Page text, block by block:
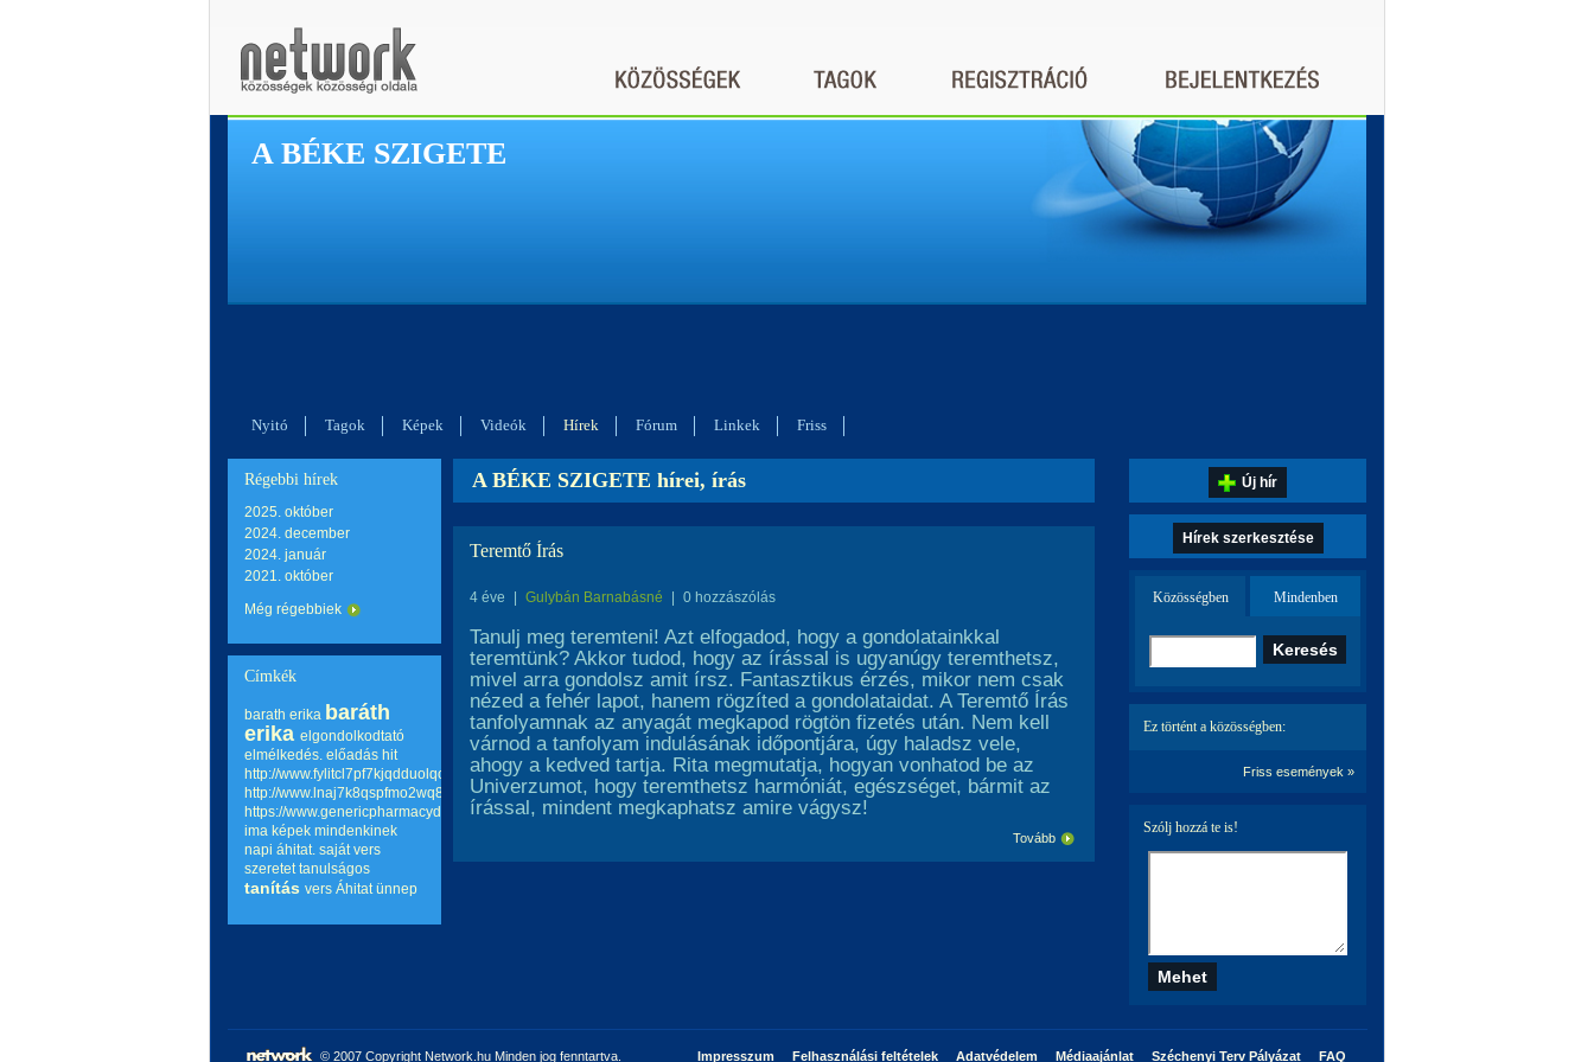
A BÉKE SZIGETE
Nyitó Tagok Képek Videók Hírek Fórum Linkek Friss
Régebbi hírek
2025. október
2024. december
2024. január
2021. október
Még régebbiek
Címkék
barath erika baráth
erika elgondolkodtató
elmélkedés. előadás hit
http://www.fylitcl7pf7kjqdduolqouaxtxbj5ing.com
http://www.lnaj7k8qspfmo2wq8go.com
https://www.genericpharmacydrug.com
ima képek mindenkinek
napi áhitat. saját vers
szeretet tanulságos
tanítás vers Áhitat ünnep
A BÉKE SZIGETE hírei, írás
Teremtő Írás
4 éve Gulybán Barnabásné 0 hozzászólás
Tanulj meg teremteni! Azt elfogadod, hogy a gondolatainkkal
teremtünk? Akkor tudod, hogy az írással is ugyanúgy teremthetsz,
mivel arra gondolsz amit írsz. Fantasztikus érzés, mikor nem csak
nézed a fehér lapot, hanem rögzíted a gondolataidat. A Teremtő Írás
tanfolyamnak az anyagát megkapod rögtön fizetés után. Nem kell
várnod a tanfolyam indulásának időpontjára, úgy haladsz vele,
ahogy a kedved tartja. Rita megmutatja, hogyan vonhatod be az
Univerzumot, hogy teremthetsz harmóniát, egészséget, bármit az
írással, mindent megkaphatsz amire vágysz!
Tovább
Új hír
Hírek szerkesztése
Közösségben Mindenben
Ez történt a közösségben:
Friss események »
Szólj hozzá te is!
© 2007 Copyright Network.hu Minden jog fenntartva. Impresszum Felhasználási feltételek Adatvédelem Médiaajánlat Széchenyi Terv Pályázat FAQ